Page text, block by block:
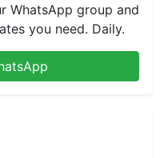
WhatsApp group and
you need. Daily.